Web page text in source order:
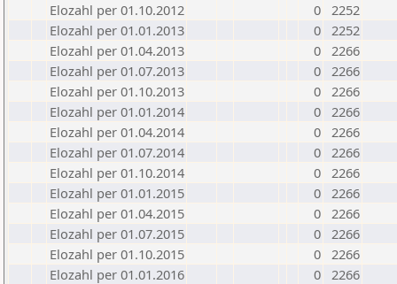
Elozahl per 01.10.2012
0 2252
Elozahl per 01.01.2013
0 2252
Elozahl per 01.04.2013
0 2266
Elozahl per 01.07.2013
0 2266
Elozahl per 01.10.2013
0 2266
Elozahl per 01.01.2014
0 2266
Elozahl per 01.04.2014
0 2266
Elozahl per 01.07.2014
0 2266
Elozahl per 01.10.2014
0 2266
Elozahl per 01.01.2015
0 2266
Elozahl per 01.04.2015
0 2266
Elozahl per 01.07.2015
0 2266
Elozahl per 01.10.2015
0 2266
Elozahl per 01.01.2016
0 2266